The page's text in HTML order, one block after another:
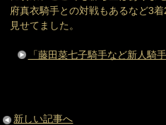
府真衣騎手との対戦もあるなど3
見せてました。
「藤田菜七子騎手など新人騎
新しい記事へ